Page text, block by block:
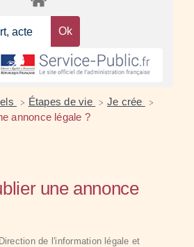
> Étapes de vie > Je crée >
annonce légale ?
une annonce
de l'information légale et